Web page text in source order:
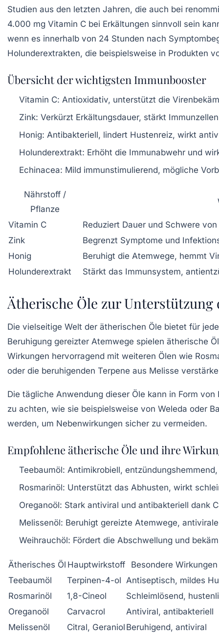
Studien aus den letzten Jahren, die auch bei
4.000 mg Vitamin C bei Erkältungen sinnvoll sein
wenn es innerhalb von 24 Stunden nach
Holunderextrakten, die beispielsweise in Produkten
Übersicht der wichtigsten Immunbooster
Vitamin C: Antioxidativ, unterstützt die
Zink: Verkürzt Erkältungsdauer, stärkt Immunzellen
Honig: Antibakteriell, lindert Hustenreiz, wirkt
Holunderextrakt: Erhöht die Immunabwehr und
Echinacea: Mild immunstimulierend, mögliche
Nährstoff /
Pflanze
Vitamin C
Reduziert Dauer und Schwere
Zink
Begrenzt Symptome und
Honig
Beruhigt die Atemwege, hemmt
Holunderextrakt
Stärkt das Immunsystem,
Ätherische Öle zur
Die vielseitige Welt der ätherischen Öle bietet für
Beruhigung gereizter Atemwege spielen ätherische
Wirkungen hervorragend mit weiteren Ölen wie
oder die beruhigenden Terpene aus Melisse
Die tägliche Anwendung dieser Öle kann in Form
zu achten, wie sie beispielsweise von Weleda oder
werden, um Nebenwirkungen sicher zu vermeiden.
Empfohlene ätherische Öle und ihre
Teebaumöl: Antimikrobiell,
Rosmarinöl: Unterstützt das Abhusten, wirkt
Oreganoöl: Stark antiviral und antibakteriell dank
Melissenöl: Beruhigt gereizte Atemwege,
Weihrauchöl: Fördert die Abschwellung und
Ätherisches Öl Hauptwirkstoff
Besondere
Teebaumöl
Terpinen-4-ol Antiseptisch, mildes
Rosmarinöl
1,8-Cineol
Schleimlösend,
Oreganoöl
Carvacrol
Antiviral, antibakteriell
Melissenöl
Citral, Geraniol Beruhigend, antiviral